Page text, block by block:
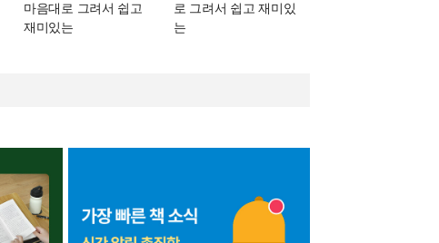
마음대로 그려서 쉽고
재미있는
로 그려서 쉽고 재미있
는